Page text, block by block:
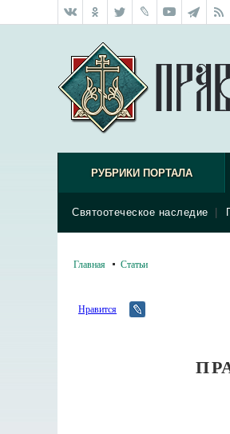
РУБРИКИ ПОРТАЛА
Святоотеческое наследие
Главная Статьи
Нравится